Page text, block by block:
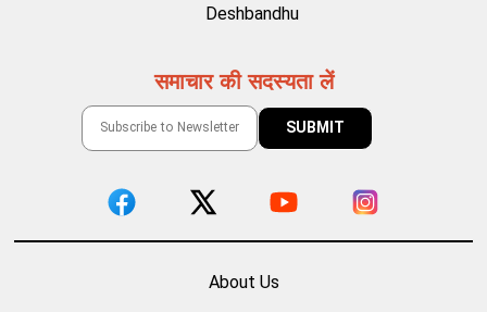
Deshbandhu
समाचार की सदस्यता लें
About Us